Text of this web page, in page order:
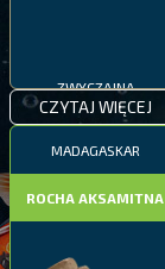
CZYTAJ WIĘCEJ
MADAGASKAR
ROCHA AKSAMITNA